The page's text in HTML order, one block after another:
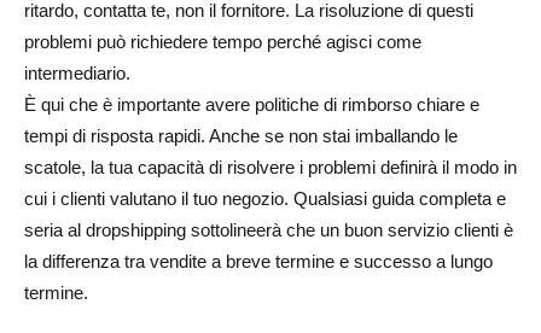
ritardo, contatta te, non il fornitore. La risoluzione di questi
problemi può richiedere tempo perché agisci come
intermediario.
È qui che è importante avere politiche di rimborso chiare e
tempi di risposta rapidi. Anche se non stai imballando le
scatole, la tua capacità di risolvere i problemi definirà il modo in
cui i clienti valutano il tuo negozio. Qualsiasi guida completa e
seria al dropshipping sottolineerà che un buon servizio clienti è
la differenza tra vendite a breve termine e successo a lungo
termine.